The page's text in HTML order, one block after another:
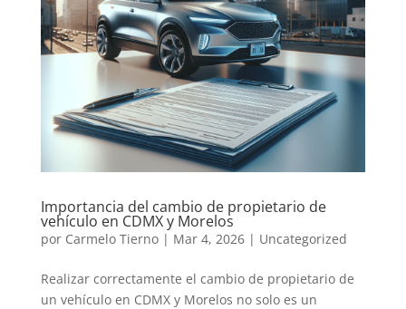
Importancia del cambio de propietario de
vehículo en CDMX y Morelos
por Carmelo Tierno| Mar 4, 2026| Uncategorized
Realizar correctamente el cambio de propietario de
un vehículo en CDMX y Morelos no solo es un